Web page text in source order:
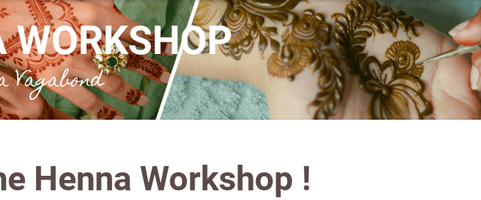
Vagabond
Henna Workshop !